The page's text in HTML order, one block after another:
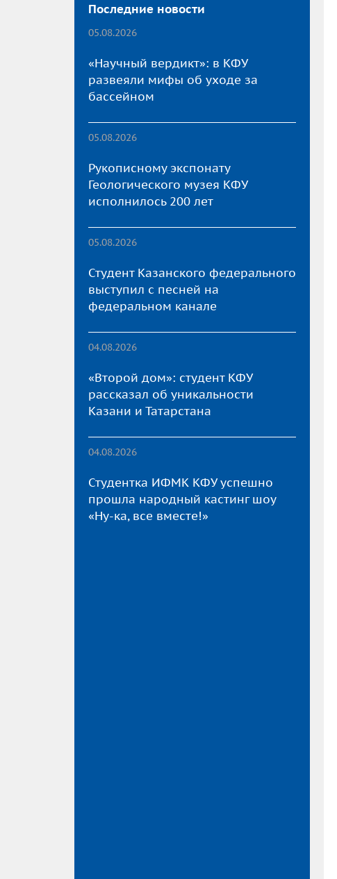
Последние новости
05.08.2026
«Научный вердикт»: в КФУ
развеяли мифы об уходе за
бассейном
05.08.2026
Рукописному экспонату
Геологического музея КФУ
исполнилось 200 лет
05.08.2026
Студент Казанского федерального
выступил с песней на
федеральном канале
04.08.2026
«Второй дом»: студент КФУ
рассказал об уникальности
Казани и Татарстана
04.08.2026
Студентка ИФМК КФУ успешно
прошла народный кастинг шоу
«Ну-ка, все вместе!»